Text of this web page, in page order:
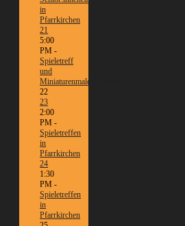
in
Pfarrkirchen
21
5:00
PM -
Spieletreff
und
Miniaturenmalen/Tabletop
22
23
2:00
PM -
Spieletreffen
in
Pfarrkirchen
24
1:30
PM -
Spieletreffen
in
Pfarrkirchen